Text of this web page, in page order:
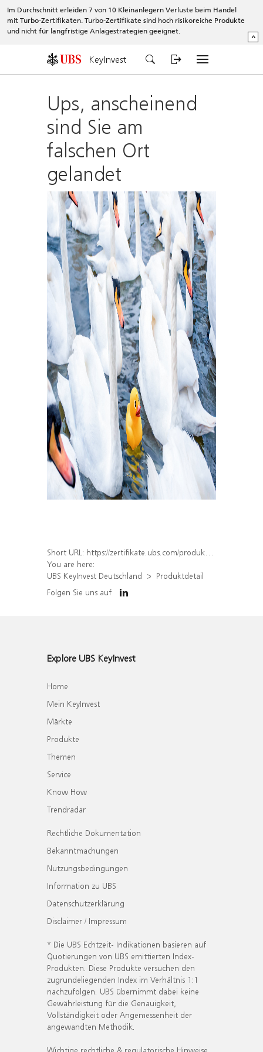
Im Durchschnitt erleiden 7 von 10 Kleinanlegern Verluste beim Handel
mit Turbo-Zertifikaten. Turbo-Zertifikate sind hoch risikoreiche Produkte
und nicht für langfristige Anlagestrategien geeignet.
^
KeyInvest
Ups, anscheinend
sind Sie am
falschen Ort
gelandet
Short URL: https://zertifikate.ubs.com/produkt/detail/index/isin/DE000UH3PW00
You are here:
UBS KeyInvest Deutschland
Produktdetail
Folgen Sie uns auf
Explore UBS KeyInvest
Home
Mein KeyInvest
Märkte
Produkte
Themen
Service
Know How
Trendradar
Rechtliche Dokumentation
Bekanntmachungen
Nutzungsbedingungen
Information zu UBS
Datenschutzerklärung
Disclaimer / Impressum
* Die UBS Echtzeit- Indikationen basieren auf
Quotierungen von UBS emittierten Index-
Produkten. Diese Produkte versuchen den
zugrundeliegenden Index im Verhältnis 1:1
nachzufolgen. UBS übernimmt dabei keine
Gewährleistung für die Genauigkeit,
Vollständigkeit oder Angemessenheit der
angewandten Methodik.